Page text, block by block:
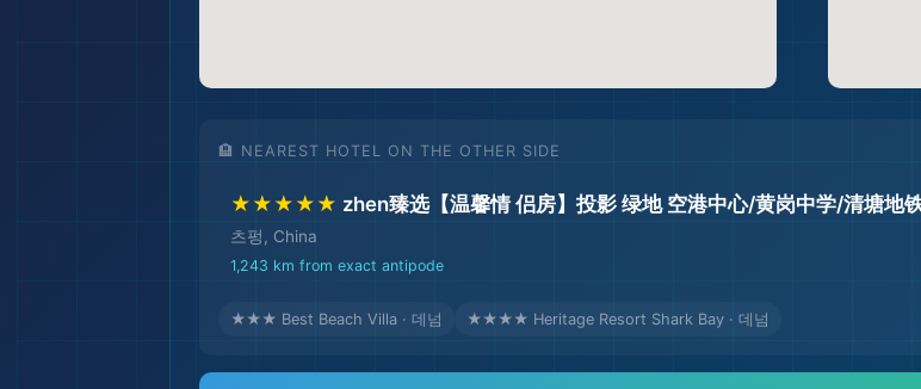
🏨 NEAREST HOTEL ON THE OTHER SIDE
★★★★★ zhen臻选【温馨情 侣房】投影 绿地 空港中心/黄岗中学/清塘地
츠펑, China
1,243 km from exact antipode
★★★ Best Beach Villa · 데넘 ★★★★ Heritage Resort Shark Bay · 데넘